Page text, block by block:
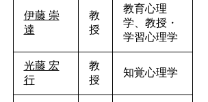
伊藤 崇
達
教
授
教育心理
学、教授・
学習心理学
光藤 宏
行
教
授
知覚心理学